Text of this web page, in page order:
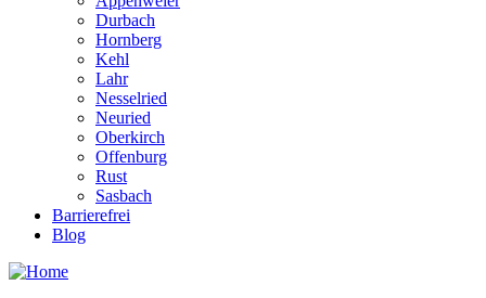
Durbach
Hornberg
Kehl
Lahr
Nesselried
Neuried
Oberkirch
Offenburg
Rust
Sasbach
Barrierefrei
Blog